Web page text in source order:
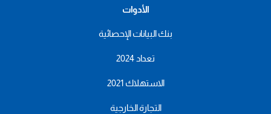
الأدوات
بنك البيانات الإحصائية
تعداد 2024
الاستهلاك 2021
التجارة الخارجية